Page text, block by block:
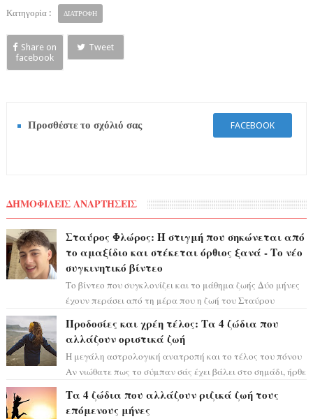
Κατηγορία : ΔΙΑΤΡΟΦΗ
Share on
facebook
Tweet
Προσθέστε το σχόλιό σας FACEBOOK
ΔΗΜΟΦΙΛΕΙΣ ΑΝΑΡΤΗΣΕΙΣ
Σταύρος Φλώρος: Η στιγμή που σηκώνεται από
το αμαξίδιο και στέκεται όρθιος ξανά - Το νέο
συγκινητικό βίντεο
Το βίντεο που συγκλονίζει και το μάθημα ζωής Δύο μήνες
έχουν περάσει από τη μέρα που η ζωή του Σταύρου
Προδοσίες και χρέη τέλος: Τα 4 ζώδια που
αλλάζουν οριστικά ζωή
Η μεγάλη αστρολογική ανατροπή και το τέλος του πόνου
Αν νιώθατε πως το σύμπαν σάς έχει βάλει στο σημάδι, ήρθε
Τα 4 ζώδια που αλλάζουν ριζικά ζωή τους
επόμενους μήνες